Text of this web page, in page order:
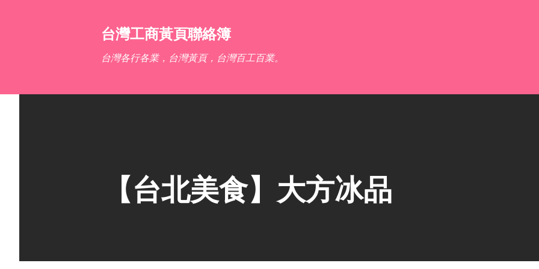
台灣工商黃頁聯絡簿
台灣各行各業，台灣黃頁，台灣百工百業。
【台北美食】大方冰品